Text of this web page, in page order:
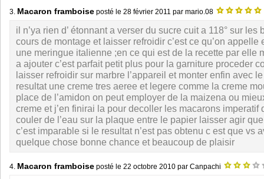
3. Macaron framboise posté le 28 février 2011 par mario.08
il n’ya rien d’ étonnant a verser du sucre cuit a 118° sur les
cours de montage et laisser refroidir c’est ce qu’on appelle
une meringue italienne ;en ce qui est de la recette par elle
a ajouter c’est parfait petit plus pour la garniture proceder
laisser refroidir sur marbre l’appareil et monter enfin avec
resultat une creme tres aeree et legere comme la creme
place de l’amidon on peut employer de la maizena ou
creme et j’en finirai la pour decoller les macarons imperatif
couler de l’eau sur la plaque entre le papier laisser agir
c’est imparable si le resultat n’est pas obtenu c est que vs
quelque chose bonne chance et beaucoup de plaisir
4. Macaron framboise posté le 22 octobre 2010 par Canpachi